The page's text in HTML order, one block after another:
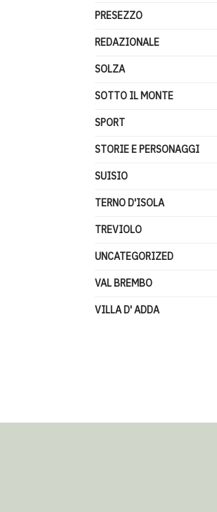
PRESEZZO
REDAZIONALE
SOLZA
SOTTO IL MONTE
SPORT
STORIE E PERSONAGGI
SUISIO
TERNO D'ISOLA
TREVIOLO
UNCATEGORIZED
VAL BREMBO
VILLA D' ADDA